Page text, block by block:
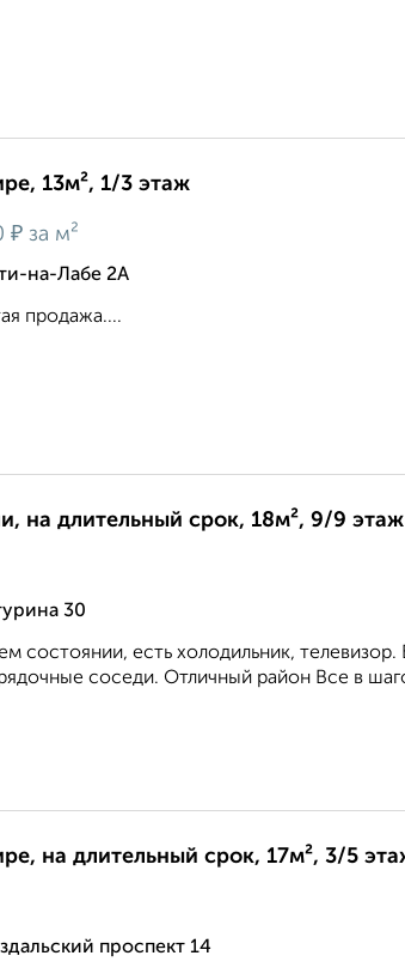
13м², 1/3 этаж
₽ за м²
на-Лабе 2А
продажа....
на длительный срок, 18м², 9/9 этаж
30
состоянии, есть холодильник,
соседи. Отличный район Все в
на длительный срок, 17м², 3/5
проспект 14